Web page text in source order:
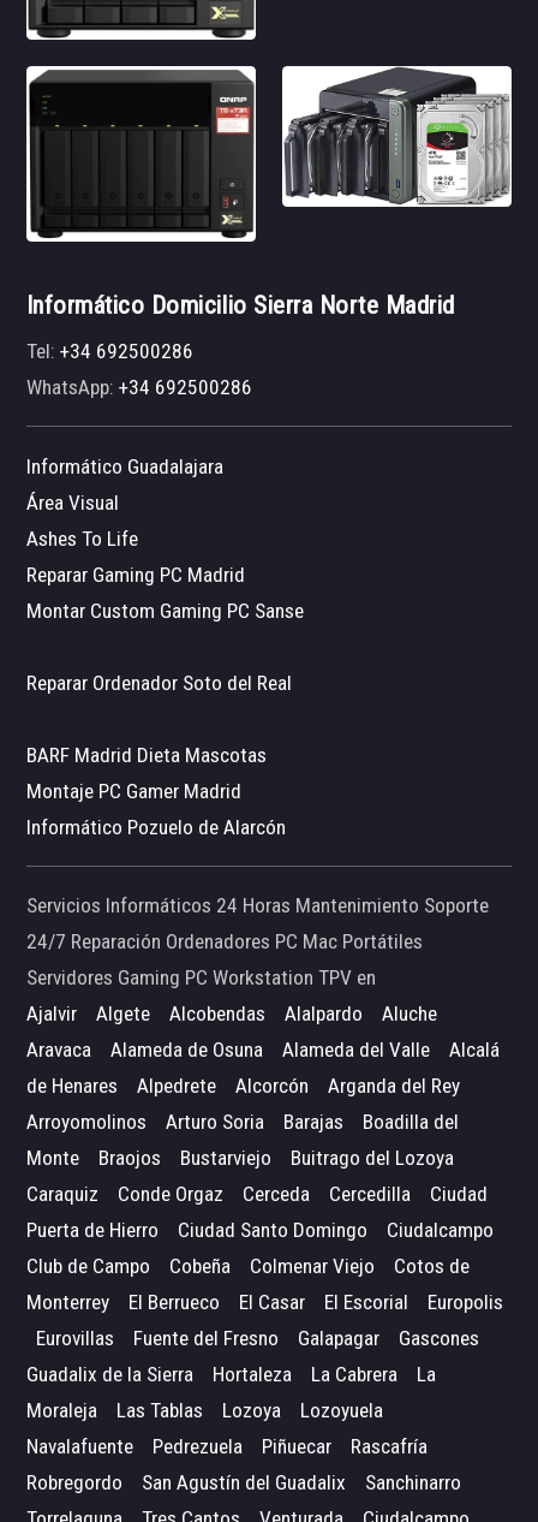
Informático Domicilio Sierra Norte Madrid
Tel:+34 692500286
WhatsApp:+34 692500286
Informático Guadalajara
Área Visual
Ashes To Life
Reparar Gaming PC Madrid
Montar Custom Gaming PC Sanse
Reparar Ordenador Soto del Real
BARF Madrid Dieta Mascotas
Montaje PC Gamer Madrid
Informático Pozuelo de Alarcón
Servicios Informáticos 24 Horas Mantenimiento Soporte
24/7 Reparación Ordenadores PC Mac Portátiles
Servidores Gaming PC Workstation TPV en
Ajalvir
Algete Alcobendas Alalpardo
Aluche
Aravaca
Alameda de Osuna Alameda del Valle
Alcalá
de Henares
Alpedrete Alcorcón
Arganda del Rey
Arroyomolinos
Arturo Soria Barajas
Boadilla del
Monte
Braojos Bustarviejo
Buitrago del Lozoya
Caraquiz
Conde Orgaz Cerceda Cercedilla
Ciudad
Puerta de Hierro
Ciudad Santo Domingo
Ciudalcampo
Club de Campo
Cobeña Colmenar Viejo
Cotos de
Monterrey
El Berrueco El Casar El Escorial
Europolis
Eurovillas
Fuente del Fresno Galapagar
Gascones
Guadalix de la Sierra
Hortaleza La Cabrera
La
Moraleja
Las Tablas Lozoya
Lozoyuela
Navalafuente
Pedrezuela Piñuecar
Rascafría
Robregordo
San Agustín del Guadalix
Sanchinarro